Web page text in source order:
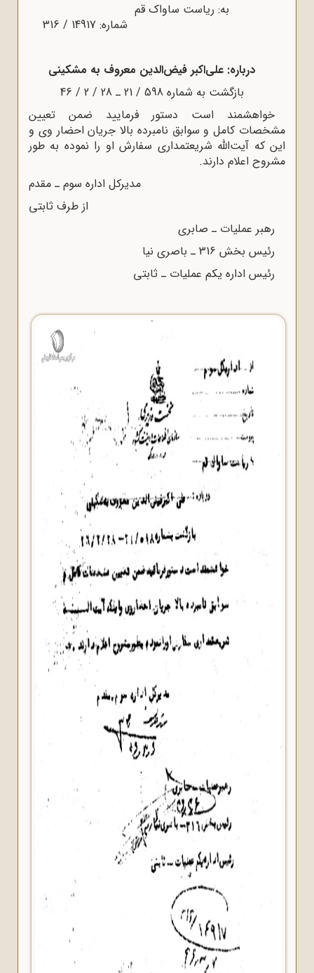
به: ریاست ساواک قم
شماره: 14917 / 316
درباره: على‌اکبر فیض‌الدین معروف به مشکینى
بازگشت به شماره 598 / 21 ـ 28 / 2 / 46
خواهشمند است دستور فرمایید ضمن تعیین
مشخصات کامل و سوابق نامبرده بالا جریان احضار وى و
این که آیت‌اللّه‌ شریعتمدارى سفارش او را نموده به طور
مشروح اعلام دارند.
مدیرکل اداره سوم ـ مقدم
از طرف ثابتی
رهبر عملیات ـ صابرى
رئیس بخش 316 ـ باصرى نیا
رئیس اداره یکم عملیات ـ ثابتى